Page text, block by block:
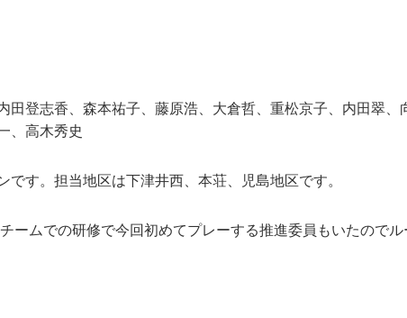
登志香、森本祐子、藤原浩、大倉哲、重松京子、内田翠、
、高木秀史
す。担当地区は下津井西、本荘、児島地区です。
ームでの研修で今回初めてプレーする推進委員もいたので